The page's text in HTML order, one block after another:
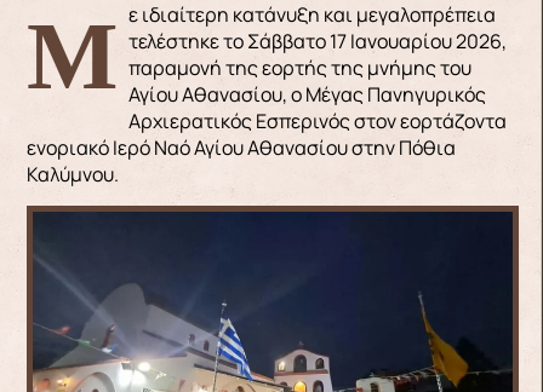
Με ιδιαίτερη κατάνυξη και μεγαλοπρέπεια τελέστηκε το Σάββατο 17 Ιανουαρίου 2026,
παραμονή της εορτής της μνήμης του
Αγίου Αθανασίου, ο Μέγας Πανηγυρικός
Αρχιερατικός Εσπερινός στον εορτάζοντα
ενοριακό Ιερό Ναό Αγίου Αθανασίου στην Πόθια
Καλύμνου.